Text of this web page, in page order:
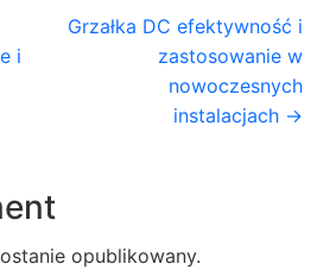
i
Grzałka DC efektywność i
zastosowanie w
nowoczesnych
instalacjach →
opublikowany.